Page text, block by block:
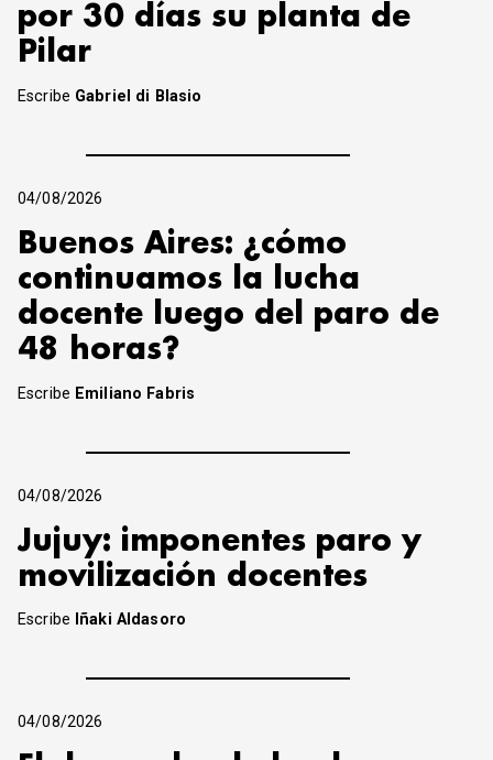
por 30 días su planta de
Pilar
Escribe Gabriel di Blasio
04/08/2026
Buenos Aires: ¿cómo
continuamos la lucha
docente luego del paro de
48 horas?
Escribe Emiliano Fabris
04/08/2026
Jujuy: imponentes paro y
movilización docentes
Escribe Iñaki Aldasoro
04/08/2026